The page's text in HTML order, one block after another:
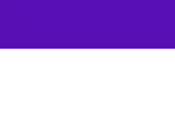
- Тип упаковки: